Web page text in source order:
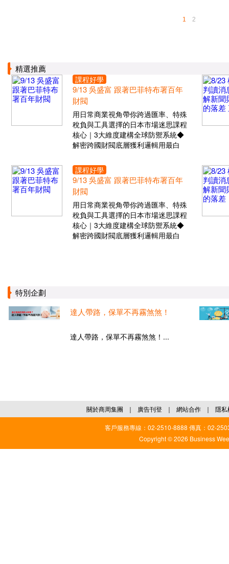
1 2
精選推薦
課程好學
9/13 吳盛富 跟著巴菲特布署百年
財閥
用日常商業視角帶你跨過匯率、特殊
稅負與工具選擇的日本市場迷思課程
核心｜3大維度建構全球防禦系統◆
解密跨國財閥底層獲利邏輯用最白
課程好學
9/13 吳盛富 跟著巴菲特布署百年
財閥
用日常商業視角帶你跨過匯率、特殊
稅負與工具選擇的日本市場迷思課程
核心｜3大維度建構全球防禦系統◆
解密跨國財閥底層獲利邏輯用最白
特別企劃
達人帶路，保單不再霧煞煞！
達人帶路，保單不再霧煞煞！...
關於商周集團 ｜ 廣告刊登 ｜ 網站合作 ｜ 隱私
客戶服務專線：02-2510-8888 傳真：02-
Copyright © 2026 Business